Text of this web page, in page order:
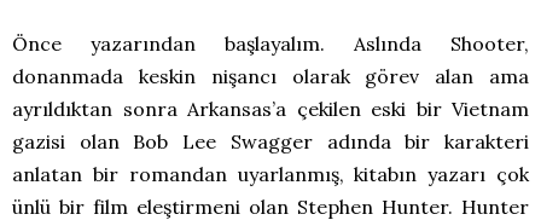
Önce yazarından başlayalım. Aslında Shooter,
donanmada keskin nişancı olarak görev alan ama
ayrıldıktan sonra Arkansas’a çekilen eski bir Vietnam
gazisi olan Bob Lee Swagger adında bir karakteri
anlatan bir romandan uyarlanmış, kitabın yazarı çok
ünlü bir film eleştirmeni olan Stephen Hunter. Hunter